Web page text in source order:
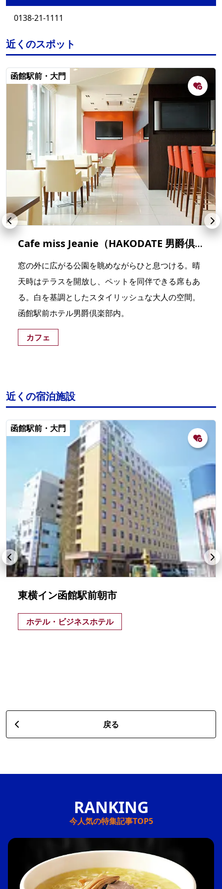
0138-21-1111
近くのスポット
函館駅前・大門
Cafe miss Jeanie（HAKODATE 男爵倶楽部 HOTEL & RESORTS）
窓の外に広がる公園を眺めながらひと息つける。晴
天時はテラスを開放し、ペットを同伴できる席もあ
る。白を基調としたスタイリッシュな大人の空間。
函館駅前ホテル男爵倶楽部内。
カフェ
近くの宿泊施設
函館駅前・大門
東横イン函館駅前朝市
ホテル・ビジネスホテル
戻る
今人気の特集記事TOP5